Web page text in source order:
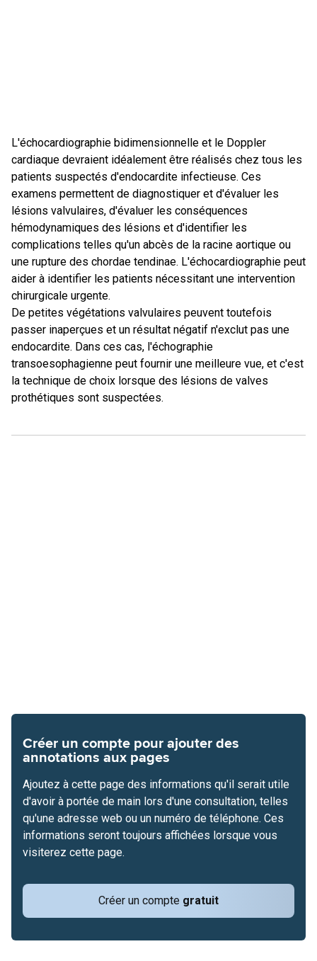
L'échocardiographie bidimensionnelle et le Doppler
cardiaque devraient idéalement être réalisés chez tous les
patients suspectés d'endocardite infectieuse. Ces
examens permettent de diagnostiquer et d'évaluer les
lésions valvulaires, d'évaluer les conséquences
hémodynamiques des lésions et d'identifier les
complications telles qu'un abcès de la racine aortique ou
une rupture des chordae tendinae. L'échocardiographie peut
aider à identifier les patients nécessitant une intervention
chirurgicale urgente.
De petites végétations valvulaires peuvent toutefois
passer inaperçues et un résultat négatif n'exclut pas une
endocardite. Dans ces cas, l'échographie
transoesophagienne peut fournir une meilleure vue, et c'est
la technique de choix lorsque des lésions de valves
prothétiques sont suspectées.
Créer un compte pour ajouter des
annotations aux pages
Créer un compte gratuit
Ajoutez à cette page des informations qu'il serait utile
d'avoir à portée de main lors d'une consultation, telles
qu'une adresse web ou un numéro de téléphone. Ces
informations seront toujours affichées lorsque vous
visiterez cette page.